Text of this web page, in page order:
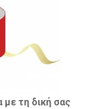
τη δική σας